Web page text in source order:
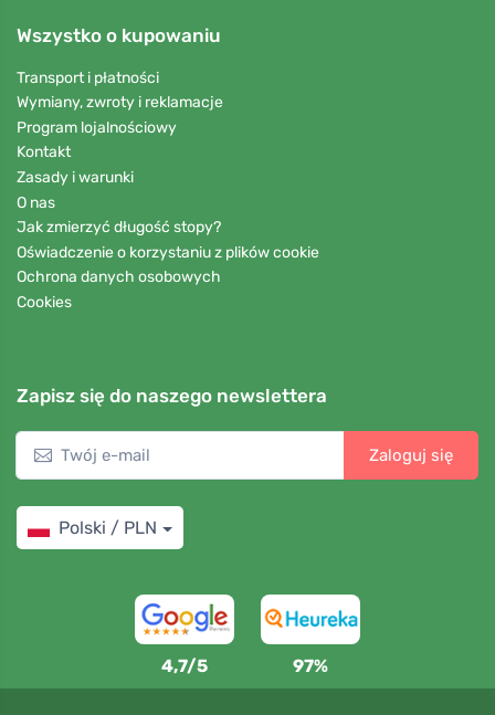
Wszystko o kupowaniu
Transport i płatności
Wymiany, zwroty i reklamacje
Program lojalnościowy
Kontakt
Zasady i warunki
O nas
Jak zmierzyć długość stopy?
Oświadczenie o korzystaniu z plików cookie
Ochrona danych osobowych
Cookies
Zapisz się do naszego newslettera
Zaloguj się
Polski / PLN
4,7/5 97%